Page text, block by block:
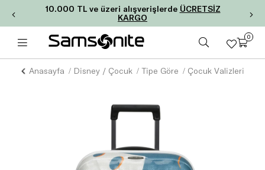
10.000 TL ve üzeri alışverişlerde ÜCRETSİZ
KARGO
0
Anasayfa Disney / Çocuk Tipe Göre Çocuk Valizleri